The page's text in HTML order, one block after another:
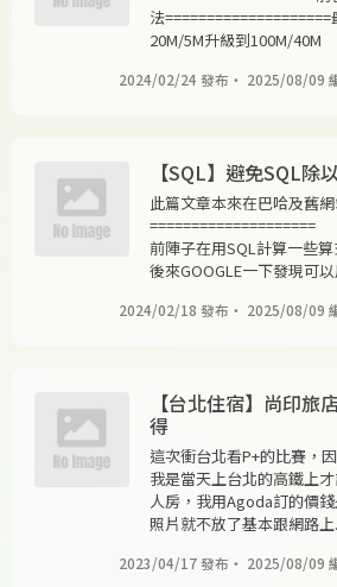
法
20M/5M升級到100M/40M
2024/02/24 發布 ・ 2025/08/09
【SQL】避免SQL除
此篇文章本來在巴哈及舊
停止使用所以搬到這邊來做
====================
前陣子在用SQL計算一些
後來GOOGLE一下發現可
2024/02/18 發布 ・ 2025/08/09
【台北住宿】尚印
得
這次衝台北看P+的比賽，
場次，看完再回台中也太
天，好好耍廢XD
我是當天上台北的高鐵上
人房，我用Agoda訂的價
照片就不放了基本跟網路上
2023/04/17 發布 ・ 2025/08/09